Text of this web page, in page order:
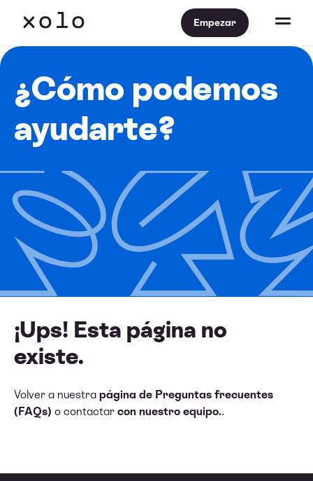
Empezar
¿Cómo podemos
ayudarte?
¡Ups! Esta página no
existe.
Volver a nuestra página de Preguntas frecuentes
(FAQs) o contactar con nuestro equipo..